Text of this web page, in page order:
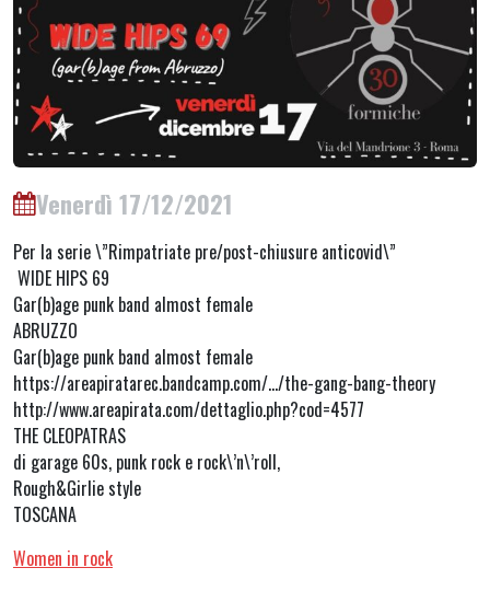
Venerdì 17/12/2021
Per la serie \”Rimpatriate pre/post-chiusure anticovid\”
WIDE HIPS 69
Gar(b)age punk band almost female
ABRUZZO
Gar(b)age punk band almost female
https://areapiratarec.bandcamp.com/…/the-gang-bang-theory
http://www.areapirata.com/dettaglio.php?cod=4577
THE CLEOPATRAS
di garage 60s, punk rock e rock\’n\’roll,
Rough&Girlie style
TOSCANA
Women in rock